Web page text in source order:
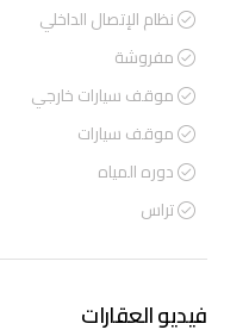
نظام الإتصال الداخلي
مفروشة
موقف سيارات خارجي
موقف سيارات
دوره المياه
تراس
فيديو العقارات